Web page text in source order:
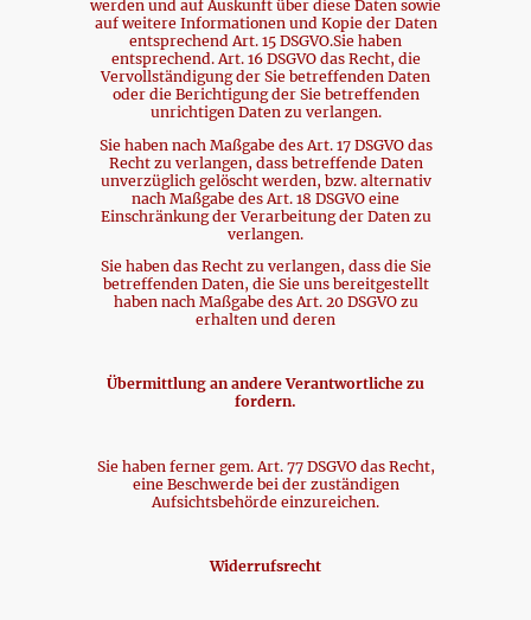
werden und auf Auskunft über diese Daten sowie
auf weitere Informationen und Kopie der Daten
entsprechend Art. 15 DSGVO.Sie haben
entsprechend. Art. 16 DSGVO das Recht, die
Vervollständigung der Sie betreffenden Daten
oder die Berichtigung der Sie betreffenden
unrichtigen Daten zu verlangen.
Sie haben nach Maßgabe des Art. 17 DSGVO das
Recht zu verlangen, dass betreffende Daten
unverzüglich gelöscht werden, bzw. alternativ
nach Maßgabe des Art. 18 DSGVO eine
Einschränkung der Verarbeitung der Daten zu
verlangen.
Sie haben das Recht zu verlangen, dass die Sie
betreffenden Daten, die Sie uns bereitgestellt
haben nach Maßgabe des Art. 20 DSGVO zu
erhalten und deren
Übermittlung an andere Verantwortliche zu
fordern.
Sie haben ferner gem. Art. 77 DSGVO das Recht,
eine Beschwerde bei der zuständigen
Aufsichtsbehörde einzureichen.
Widerrufsrecht